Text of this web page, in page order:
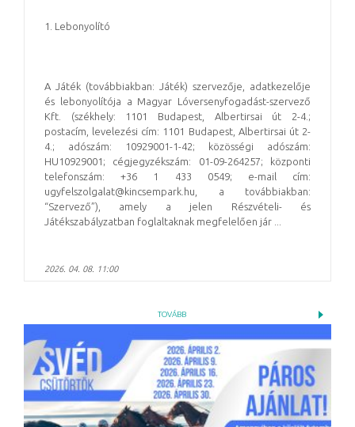
1. Lebonyolító
A Játék (továbbiakban: Játék) szervezője, adatkezelője
és lebonyolítója a Magyar Lóversenyfogadást-szervező
Kft. (székhely: 1101 Budapest, Albertirsai út 2-4.;
postacím, levelezési cím: 1101 Budapest, Albertirsai út 2-
4.; adószám: 10929001-1-42; közösségi adószám:
HU10929001; cégjegyzékszám: 01-09-264257; központi
telefonszám: +36 1 433 0549; e-mail cím:
ugyfelszolgalat@kincsempark.hu, a továbbiakban:
“Szervező”), amely a jelen Részvételi- és
Játékszabályzatban foglaltaknak megfelelően jár ...
2026. 04. 08. 11:00
TOVÁBB